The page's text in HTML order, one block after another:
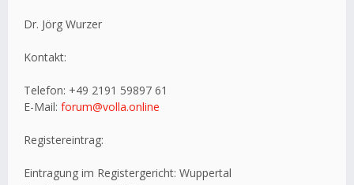
Dr. Jörg Wurzer
Kontakt:
Telefon: +49 2191 59897 61
E-Mail: forum@volla.online
Registereintrag:
Eintragung im Registergericht: Wuppertal